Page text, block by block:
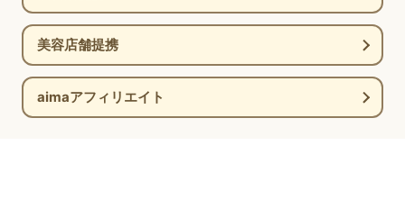
美容店舗提携
aimaアフィリエイト